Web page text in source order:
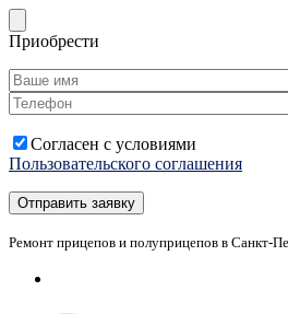
Приобрести
Согласен с условиями
Пользовательского соглашения
Ремонт прицепов и полуприцепов в Санкт-